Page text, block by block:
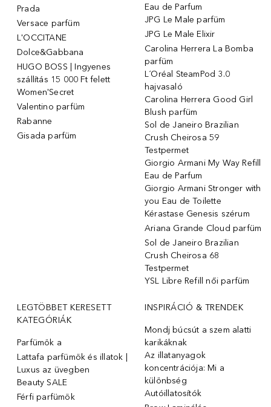
Prada
Versace parfüm
L'OCCITANE
Dolce&Gabbana
HUGO BOSS | Ingyenes
szállítás 15 000 Ft felett
Women'Secret
Valentino parfüm
Rabanne
Gisada parfüm
Eau de Parfum
JPG Le Male parfüm
JPG Le Male Elixir
Carolina Herrera La Bomba
parfüm
L´Oréal SteamPod 3.0
hajvasaló
Carolina Herrera Good Girl
Blush parfüm
Sol de Janeiro Brazilian
Crush Cheirosa 59
Testpermet
Giorgio Armani My Way Refill
Eau de Parfum
Giorgio Armani Stronger with
you Eau de Toilette
Kérastase Genesis szérum
Ariana Grande Cloud parfüm
Sol de Janeiro Brazilian
Crush Cheirosa 68
Testpermet
YSL Libre Refill női parfüm
LEGTÖBBET KERESETT
KATEGÓRIÁK
Parfümök ️a
Lattafa parfümök és illatok |
Luxus az üvegben
Beauty SALE
Férfi parfümök
INSPIRÁCIÓ & TRENDEK
Mondj búcsút a szem alatti
karikáknak
Az illatanyagok
koncentrációja: Mi a
különbség
Autóillatosítók